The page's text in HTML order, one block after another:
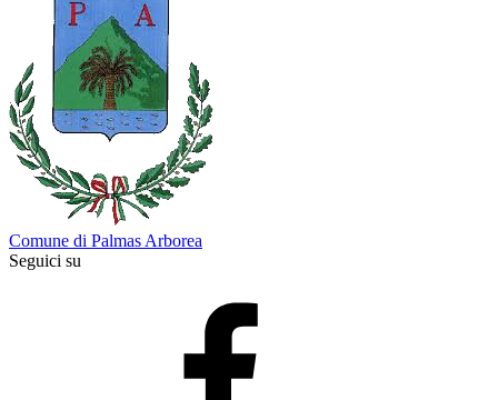
Comune di Palmas Arborea
Seguici su